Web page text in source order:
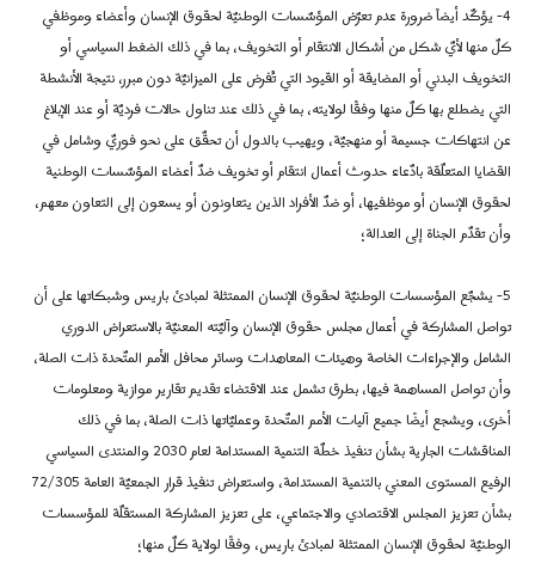
4- يؤكّد أيضاً ضرورة عدم تعرّض المؤسّسات الوطنيّة لحقوق الإنسان وأعضاء وموظفي
كلّ منها لأيّ شكل من أشكال الانتقام أو التخويف، بما في ذلك الضغط السياسي أو
التخويف البدني أو المضايقة أو القيود التي تُفرض على الميزانيّة دون مبرر، نتيجة الأنشطة
التي يضطلع بها كلّ منها وفقًا لولايته، بما في ذلك عند تناول حالات فرديّة أو عند الإبلاغ
عن انتهاكات جسيمة أو منهجيّة، ويهيب بالدول أن تحقّق على نحو فوريّ وشامل في
القضايا المتعلّقة بادّعاء حدوث أعمال انتقام أو تخويف ضدّ أعضاء المؤسّسات الوطنية
لحقوق الإنسان أو موظفيها، أو ضدّ الأفراد الذين يتعاونون أو يسعون إلى التعاون معهم،
وأن تقدّم الجناة إلى العدالة؛
5- يشجّع المؤسسات الوطنيّة لحقوق الإنسان الممتثلة لمبادئ باريس وشبكاتها على أن
تواصل المشاركة في أعمال مجلس حقوق الإنسان وآليّته المعنيّة بالاستعراض الدوري
الشامل والإجراءات الخاصة وهيئات المعاهدات وسائر محافل الأمم المتّحدة ذات الصلة،
وأن تواصل المساهمة فيها، بطرق تشمل عند الاقتضاء تقديم تقارير موازية ومعلومات
أخرى، ويشجع أيضًا جميع آليات الأمم المتّحدة وعمليّاتها ذات الصلة، بما في ذلك
المناقشات الجارية بشأن تنفيذ خطّة التنمية المستدامة لعام 2030 والمنتدى السياسي
الرفيع المستوى المعني بالتنمية المستدامة، واستعراض تنفيذ قرار الجمعيّة العامة 72/305
بشأن تعزيز المجلس الاقتصادي والاجتماعي، على تعزيز المشاركة المستقلّة للمؤسسات
الوطنيّة لحقوق الإنسان الممتثلة لمبادئ باريس، وفقًا لولاية كلّ منها؛